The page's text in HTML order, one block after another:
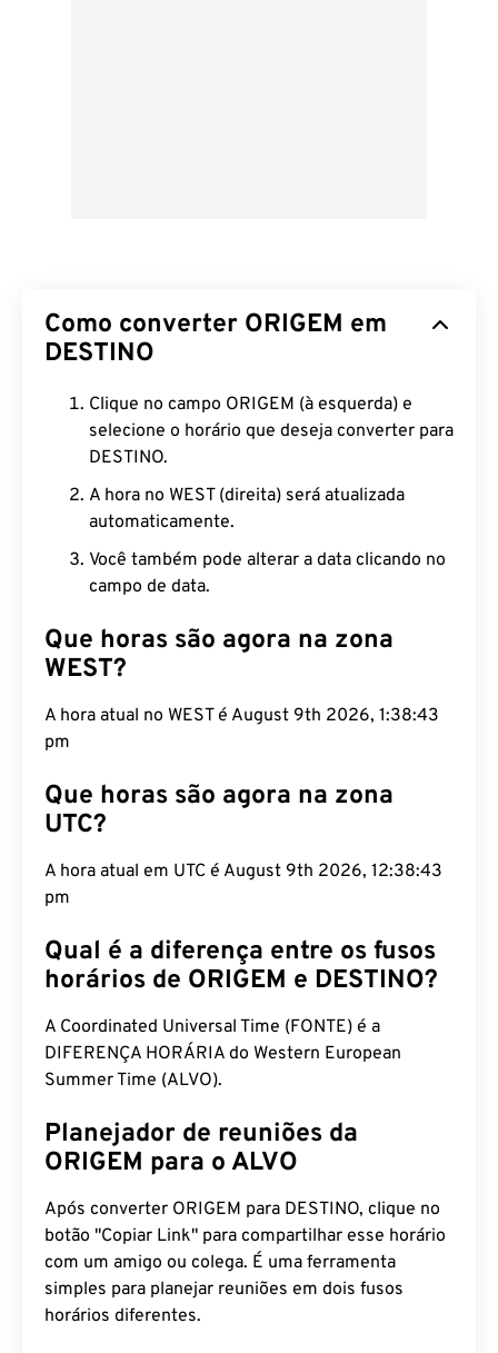
Como converter ORIGEM em
DESTINO
Clique no campo ORIGEM (à esquerda) e
selecione o horário que deseja converter para
DESTINO.
A hora no WEST (direita) será atualizada
automaticamente.
Você também pode alterar a data clicando no
campo de data.
Que horas são agora na zona
WEST?
A hora atual no WEST é August 9th 2026, 1:38:44
pm
Que horas são agora na zona
UTC?
A hora atual em UTC é August 9th 2026, 12:38:44
pm
Qual é a diferença entre os fusos
horários de ORIGEM e DESTINO?
A Coordinated Universal Time (FONTE) é a
DIFERENÇA HORÁRIA do Western European
Summer Time (ALVO).
Planejador de reuniões da
ORIGEM para o ALVO
Após converter ORIGEM para DESTINO, clique no
botão "Copiar Link" para compartilhar esse horário
com um amigo ou colega. É uma ferramenta
simples para planejar reuniões em dois fusos
horários diferentes.